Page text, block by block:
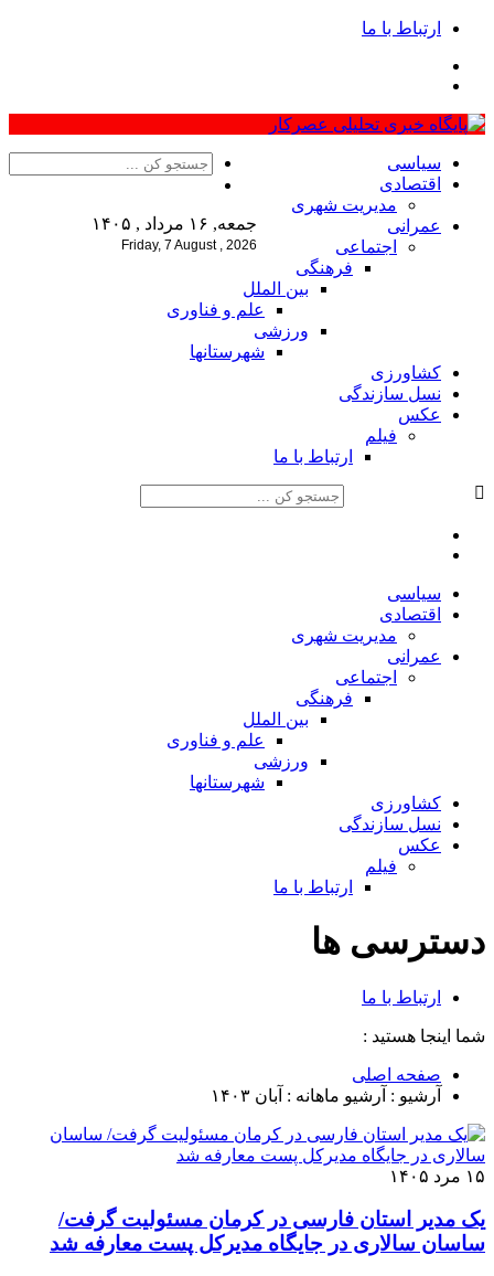
ارتباط با ما
جمعه, ۱۶ مرداد , ۱۴۰۵
Friday, 7 August , 2026
سیاسی
اقتصادی
مدیریت شهری
عمرانی
اجتماعی
فرهنگی
بین الملل
علم و فناوری
ورزشی
شهرستانها
کشاورزی
نسل سازندگی
عکس
فیلم
ارتباط با ما
سیاسی
اقتصادی
مدیریت شهری
عمرانی
اجتماعی
فرهنگی
بین الملل
علم و فناوری
ورزشی
شهرستانها
کشاورزی
نسل سازندگی
عکس
فیلم
ارتباط با ما
دسترسی ها
ارتباط با ما
شما اینجا هستید :
صفحه اصلی
آرشیو : آرشیو ماهانه : آبان ۱۴۰۳
۱۵ مرد ۱۴۰۵
یک مدیر استان فارسی در کرمان مسئولیت گرفت/
ساسان سالاری در جایگاه مدیرکل پست معارفه شد